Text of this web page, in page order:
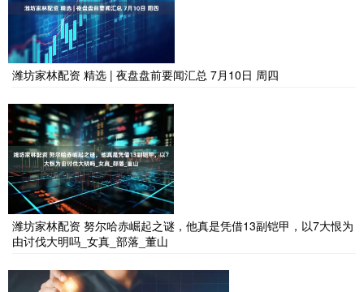
潍坊家林配资 精选 | 夜盘盘前要闻汇总 7月10日 周四
潍坊家林配资 努尔哈赤崛起之谜，他真是凭借13副铠甲，以7大恨为
由讨伐大明吗_女真_部落_董山